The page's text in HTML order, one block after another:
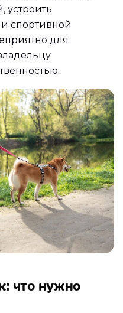
устроить
спортивной
для
что нужно